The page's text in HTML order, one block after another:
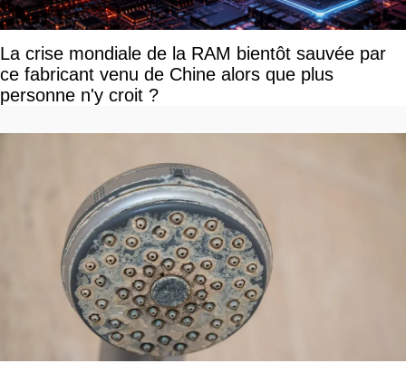
La crise mondiale de la RAM bientôt sauvée par
ce fabricant venu de Chine alors que plus
personne n'y croit ?